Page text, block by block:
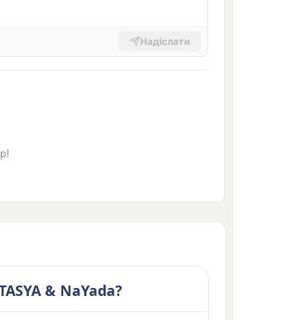
Надіслати
& NaYada?